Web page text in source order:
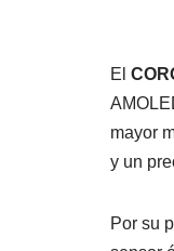
El
mayor
y un
Por su